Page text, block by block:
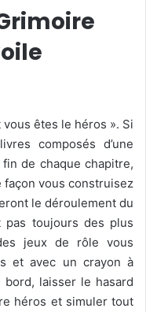
êtes le héros ». Si
composés d’une
de chaque chapitre,
façon vous construisez
le déroulement du
pas toujours des plus
jeux de rôle vous
et avec un crayon à
laisser le hasard
héros et simuler tout